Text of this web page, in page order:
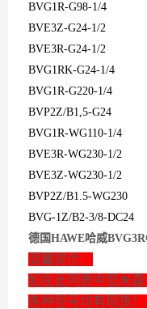
BVG1R-G98-1/4
BVE3Z-G24-1/2
BVE3R-G24-1/2
BVG1RK-G24-1/4
BVG1R-G220-1/4
BVP2Z/B1,5-G24
BVG1R-WG110-1/4
BVE3R-WG230-1/2
BVE3Z-WG230-1/2
BVP2Z/B1.5-WG230
BVG-1Z/B2-3/8-DC24
德国HAWE哈威
温馨提示：
如在此列表中您未查
各种型号均有现货！